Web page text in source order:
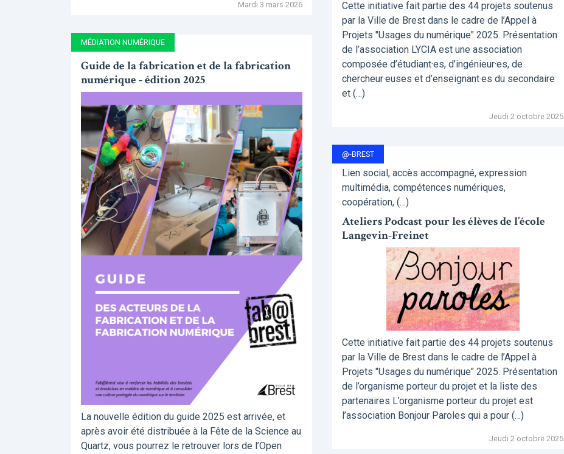
Mardi 3 mars 2026
MÉDIATION NUMÉRIQUE
Guide de la fabrication et de la fabrication
numérique - édition 2025
La nouvelle édition du guide 2025 est arrivée, et
après avoir été distribuée à la Fête de la Science au
Quartz, vous pourrez le retrouver lors de l’Open
Cette initiative fait partie des 44 projets soutenus
par la Ville de Brest dans le cadre de l’Appel à
Projets "Usages du numérique" 2025. Présentation
de l’association LYCIA est une association
composée d’étudiant·es, d’ingénieur·es, de
chercheur·euses et d’enseignant·es du secondaire
et (…)
Jeudi 2 octobre 2025
@-BREST
Lien social, accès accompagné, expression
multimédia, compétences numériques,
coopération, (…)
Ateliers Podcast pour les élèves de l’école
Langevin-Freinet
Cette initiative fait partie des 44 projets soutenus
par la Ville de Brest dans le cadre de l’Appel à
Projets "Usages du numérique" 2025. Présentation
de l’organisme porteur du projet et la liste des
partenaires L’organisme porteur du projet est
l’association Bonjour Paroles qui a pour (…)
Jeudi 2 octobre 2025